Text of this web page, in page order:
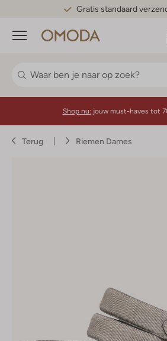
Gratis standaard
Menu
Shop nu: jouw must-haves tot
Terug Riemen Dames